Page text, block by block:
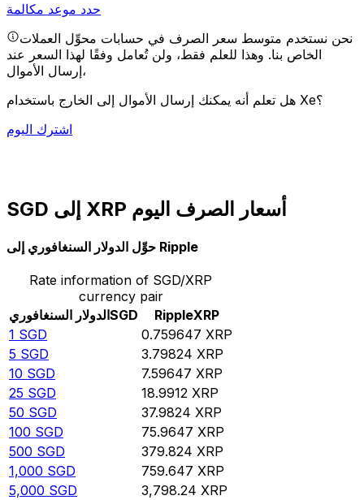
حدد موعد مكالمة
نحن نستخدم متوسط سعر الصرف في حسابات محوِّل العملات
الخاص بنا. وهذا للعلم فقط، ولن تُعامل وفقًا لهذا السعر عند
إرسال الأموال،
هل تعلم أنه يمكنك إرسال الأموال إلى الخارج باستخدام Xe؟
اشترك اليوم
SGD إلى XRP أسعار الصرف اليوم
حوِّل الدولار السنغافوري إلى Ripple
Rate information of SGD/XRP
currency pair
الدولار السنغافوريSGD RippleXRP
1 SGD 0.759647 XRP
5 SGD 3.79824 XRP
10 SGD 7.59647 XRP
25 SGD 18.9912 XRP
50 SGD 37.9824 XRP
100 SGD 75.9647 XRP
500 SGD 379.824 XRP
1,000 SGD 759.647 XRP
5,000 SGD 3,798.24 XRP